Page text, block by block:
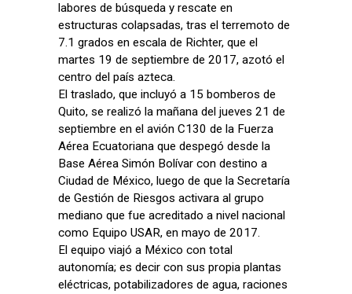
labores de búsqueda y rescate en
estructuras colapsadas, tras el terremoto de
7.1 grados en escala de Richter, que el
martes 19 de septiembre de 2017, azotó el
centro del país azteca.
El traslado, que incluyó a 15 bomberos de
Quito, se realizó la mañana del jueves 21 de
septiembre en el avión C130 de la Fuerza
Aérea Ecuatoriana que despegó desde la
Base Aérea Simón Bolívar con destino a
Ciudad de México, luego de que la Secretaría
de Gestión de Riesgos activara al grupo
mediano que fue acreditado a nivel nacional
como Equipo USAR, en mayo de 2017.
El equipo viajó a México con total
autonomía; es decir con sus propia plantas
eléctricas, potabilizadores de agua, raciones